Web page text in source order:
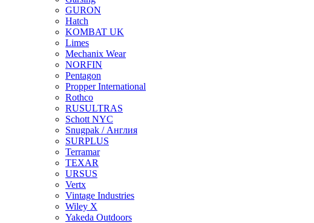
GURON
Hatch
KOMBAT UK
Limes
Mechanix Wear
NORFIN
Pentagon
Propper International
Rothco
RUSULTRAS
Schott NYC
Snugpak / Англия
SURPLUS
Terramar
TEXAR
URSUS
Vertx
Vintage Industries
Wiley X
Yakeda Outdoors